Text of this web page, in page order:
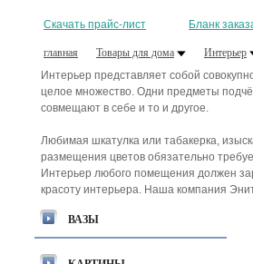
Скачать прайс-лист Бланк
главная Товары для дома
Интерьер
Интерьер представляет собой
целое множество. Одни предметы
совмещают в себе и то и другое.
Любимая шкатулка или табакерка,
размещения цветов обязательно
Интерьер любого помещения должен
красоту интерьера. Наша компания
ВАЗЫ